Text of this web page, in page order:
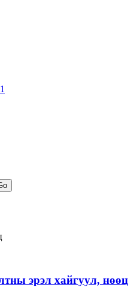
1
эрэл хайгуул, нөөц